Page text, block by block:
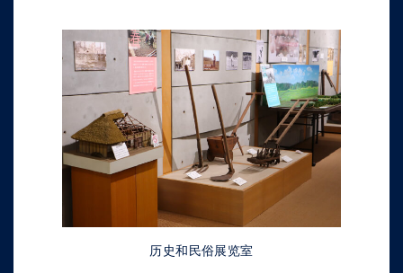
历史和民俗展览室